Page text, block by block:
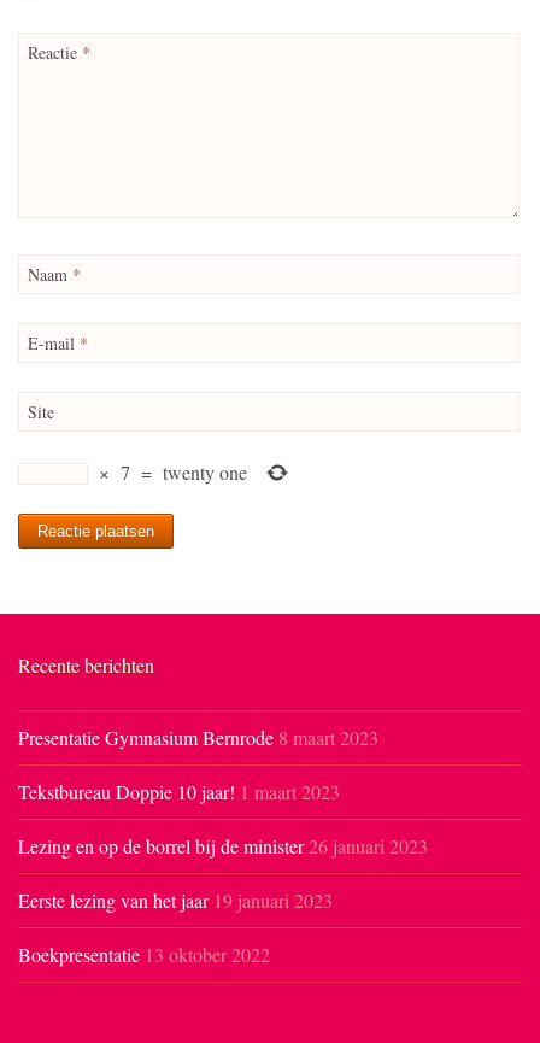
Reactie *
Naam *
E-mail *
Site
× 7 = twenty one
Recente berichten
Presentatie Gymnasium Bernrode 8 maart 2023
Tekstbureau Doppie 10 jaar! 1 maart 2023
Lezing en op de borrel bij de minister26 januari 2023
Eerste lezing van het jaar 19 januari 2023
Boekpresentatie 13 oktober 2022